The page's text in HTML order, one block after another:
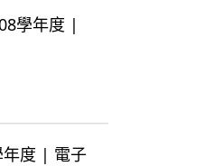
學年度 |
年度 | 電子